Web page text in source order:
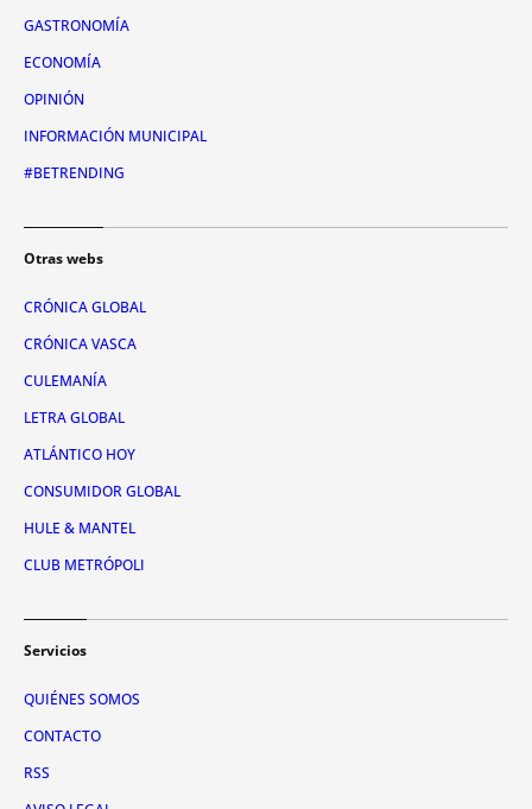
GASTRONOMÍA
ECONOMÍA
OPINIÓN
INFORMACIÓN MUNICIPAL
#BETRENDING
Otras webs
CRÓNICA GLOBAL
CRÓNICA VASCA
CULEMANÍA
LETRA GLOBAL
ATLÁNTICO HOY
CONSUMIDOR GLOBAL
HULE & MANTEL
CLUB METRÓPOLI
Servicios
QUIÉNES SOMOS
CONTACTO
RSS